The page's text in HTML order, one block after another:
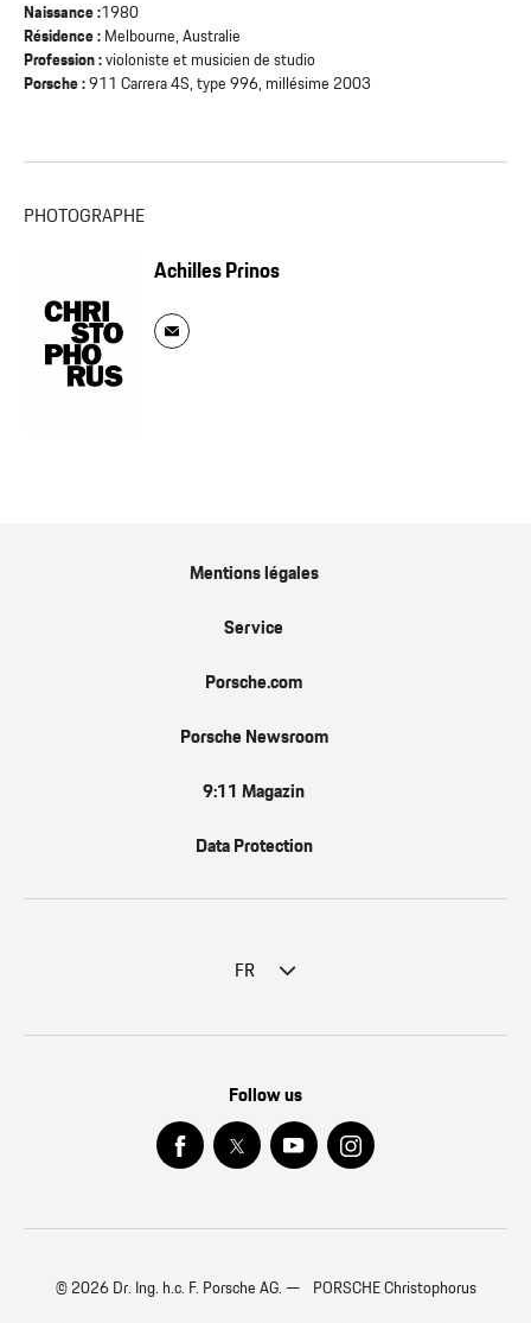
Naissance :1980
Résidence : Melbourne, Australie
Profession :violoniste et musicien de studio
Porsche :911 Carrera 4S, type 996, millésime 2003
PHOTOGRAPHE
Achilles Prinos
Mentions légales
Service
Porsche.com
Porsche Newsroom
9:11 Magazin
Data Protection
FR
Follow us
© 2026 Dr. Ing. h.c. F. Porsche AG. — PORSCHE Christophorus